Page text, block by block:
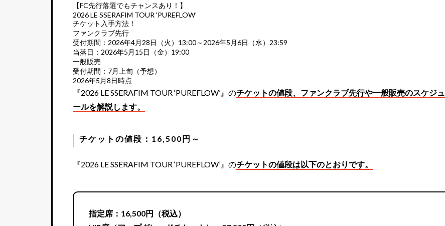
【FC先行落選でもチャンスあり！】
2026 LE SSERAFIM TOUR ‘PUREFLOW’
チケット入手方法！
ファンクラブ先行
受付期間：2026年4月28日（火）13:00～2026年5月6日（水）23:59
当落日：2026年5月15日（金）19:00
一般販売
受付期間：7月上旬（予想）
2026年5月8日時点
『2026 LE SSERAFIM TOUR ‘PUREFLOW’』のチケットの値段、ファンクラブ先行や一般販売のスケジュ
ールを解説します。
チケットの値段：16,500円～
『2026 LE SSERAFIM TOUR ‘PUREFLOW’』のチケットの値段は以下のとおりです。
指定席：16,500円（税込）